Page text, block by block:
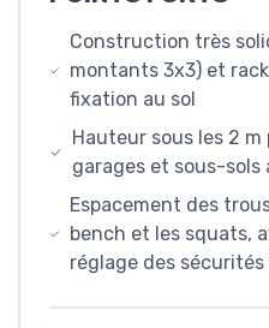
Construction très
montants 3x3) et
fixation au sol
Hauteur sous les 2
garages et sous-
Espacement des
bench et les squats,
réglage des sécurités